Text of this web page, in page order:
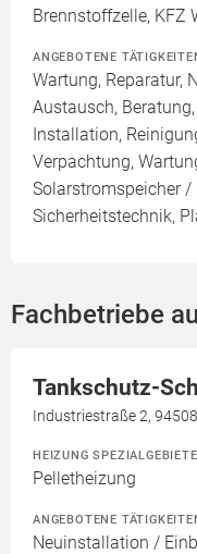
Brennstoffzelle, KFZ
ANGEBOTENE
Wartung, Reparatur,
Austausch,
Installation,
Verpachtung,
Solarstromspeicher /
Sicherheitstechnik,
Fachbetriebe
Tankschutz-
Industriestraße 2,
HEIZUNG SPEZIALGEBIETE
Pelletheizung
ANGEBOTENE
Neuinstallation /